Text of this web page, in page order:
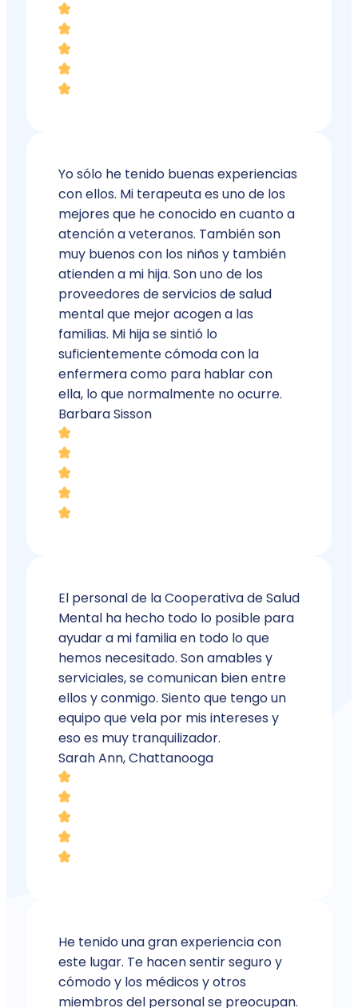
Yo sólo he tenido buenas experiencias
con ellos. Mi terapeuta es uno de los
mejores que he conocido en cuanto a
atención a veteranos. También son
muy buenos con los niños y también
atienden a mi hija. Son uno de los
proveedores de servicios de salud
mental que mejor acogen a las
familias. Mi hija se sintió lo
suficientemente cómoda con la
enfermera como para hablar con
ella, lo que normalmente no ocurre.
Barbara Sisson
El personal de la Cooperativa de Salud
Mental ha hecho todo lo posible para
ayudar a mi familia en todo lo que
hemos necesitado. Son amables y
serviciales, se comunican bien entre
ellos y conmigo. Siento que tengo un
equipo que vela por mis intereses y
eso es muy tranquilizador.
Sarah Ann, Chattanooga
He tenido una gran experiencia con
este lugar. Te hacen sentir seguro y
cómodo y los médicos y otros
miembros del personal se preocupan.